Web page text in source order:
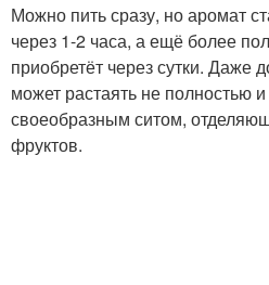
Можно пить сразу, но аромат
через 1-2 часа, а ещё более
приобретёт через сутки. Даже
может растаять не полностью
своеобразным ситом,
фруктов.